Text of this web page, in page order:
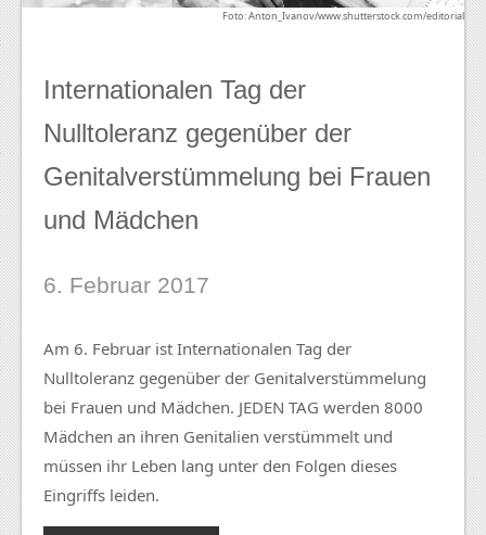
Foto: Anton_Ivanov/www.shutterstock.com/editorial
Internationalen Tag der
Nulltoleranz gegenüber der
Genitalverstümmelung bei Frauen
und Mädchen
6. Februar 2017
Am 6. Februar ist Internationalen Tag der
Nulltoleranz gegenüber der Genitalverstümmelung
bei Frauen und Mädchen. JEDEN TAG werden 8000
Mädchen an ihren Genitalien verstümmelt und
müssen ihr Leben lang unter den Folgen dieses
Eingriffs leiden.